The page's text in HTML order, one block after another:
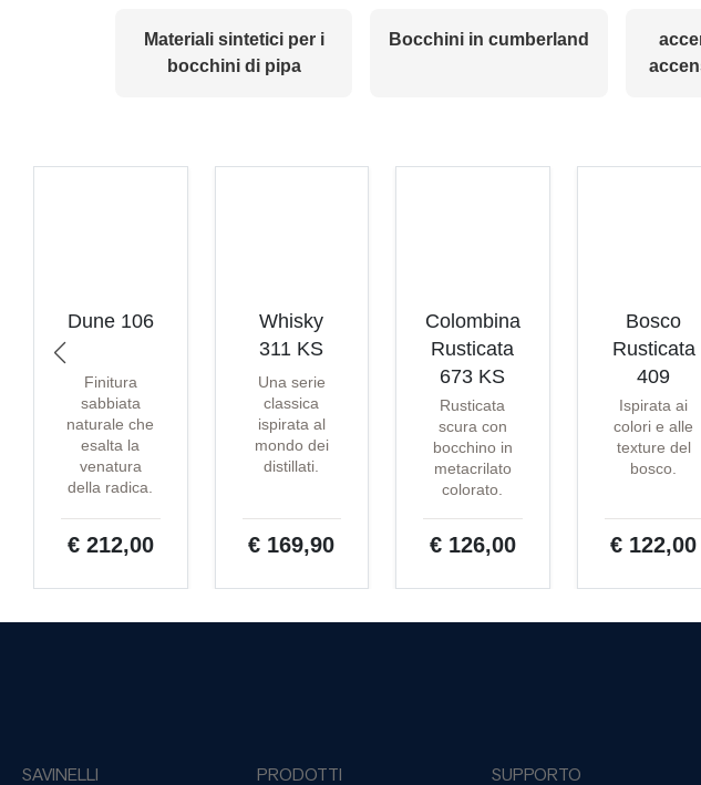
Materiali sintetici per i
bocchini di pipa
Bocchini in cumberland
Dune 106
Finitura
sabbiata
naturale che
esalta la
venatura
della radica.
€ 212,00
Whisky
311 KS
Una serie
classica
ispirata al
mondo dei
distillati.
€ 169,90
Colombina
Rusticata
673 KS
Rusticata
scura con
bocchino in
metacrilato
colorato.
€ 126,00
Bosco
Rusticata
409
Ispirata ai
colori e alle
texture del
bosco.
€ 122,00
SAVINELLI PRODOTTI SUPPORTO